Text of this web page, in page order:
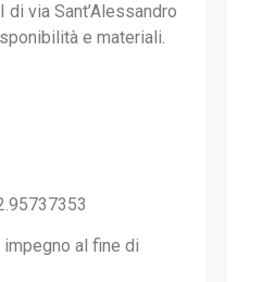
via Sant’Alessandro
e materiali.
al fine di